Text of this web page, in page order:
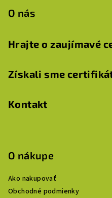
O nás
Hrajte o zaujímavé
Získali sme
Kontakt
O nákupe
Ako nakupovať
Obchodné podmienky